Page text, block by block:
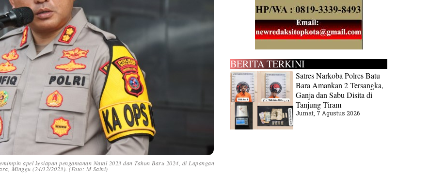
apel kesiapan pengamanan Natal 2023 dan Tahun Baru 2024, di Lapangan
Minggu (24/12/2023). (Foto: M Saini)
BERITA TERKINI
Satres Narkoba Polres Batu
Bara Amankan 2 Tersangka,
Ganja dan Sabu Disita di
Tanjung Tiram
Jumat, 7 Agustus 2026